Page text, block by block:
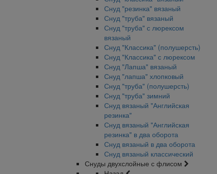
Снуд "резинка" вязаный
Снуд "труба" вязаный
Снуд "труба" с люрексом
вязаный
Снуд "Классика" (полушерсть)
Снуд "Классика" с люрексом
Снуд "Лапша" вязаный
Снуд "лапша" хлопковый
Снуд "труба" (полушерсть)
Снуд "труба" зимний
Снуд вязаный "Английская
резинка"
Снуд вязаный "Английская
резинка" в два оборота
Снуд вязаный в два оборота
Снуд вязаный классический
Снуды двухслойные с флисом